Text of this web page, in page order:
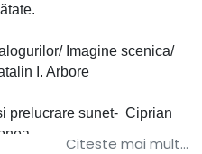
Imagine scenica/
I. Arbore
prelucrare sunet- Ciprian
Citeste mai mult...